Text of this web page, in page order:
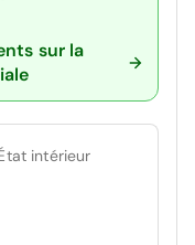
sur la
intérieur